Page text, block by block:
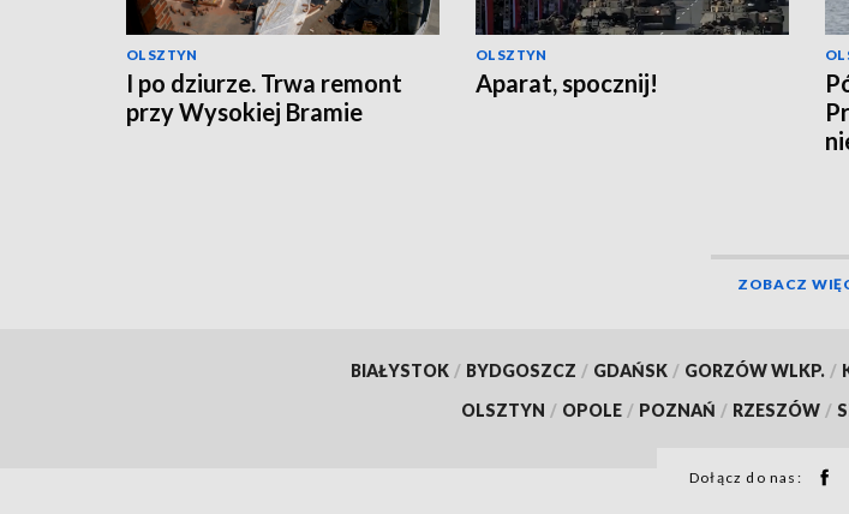
OLSZTYN
I po dziurze. Trwa remont
przy Wysokiej Bramie
OLSZTYN
Aparat, spocznij!
ZOBACZ
BIAŁYSTOK / BYDGOSZCZ / GDAŃSK / GORZÓW WLKP. /
OLSZTYN / OPOLE / POZNAŃ / RZESZÓW /
Dołącz do nas: